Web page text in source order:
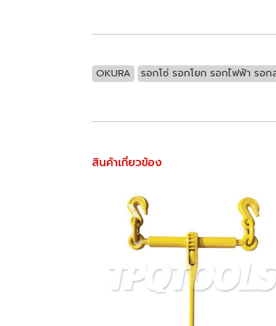
OKURA รอกโซ่ รอกโยก รอกไฟฟ้า รอ
สินค้าเกี่ยวข้อง